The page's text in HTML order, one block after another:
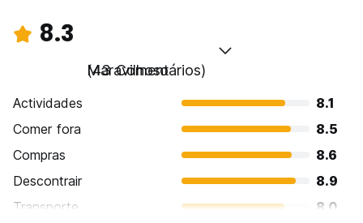
8.3
Maravilhoso
(43 Comentários)
Actividades
8.1
Comer fora
8.5
Compras
8.6
Descontrair
8.9
Transporte
8.0